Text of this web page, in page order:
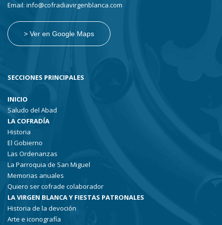
Email: info@cofradiavirgenblanca.com
> Ver en Google Maps
SECCIONES PRINCIPALES
INICIO
Saludo del Abad
LA COFRADÍA
Historia
El Gobierno
Las Ordenanzas
La Parroquia de San Miguel
Memorias anuales
Quiero ser cofrade colaborador
LA VIRGEN BLANCA Y FIESTAS PATRONALES
Historia de la devoción
Arte e iconografía